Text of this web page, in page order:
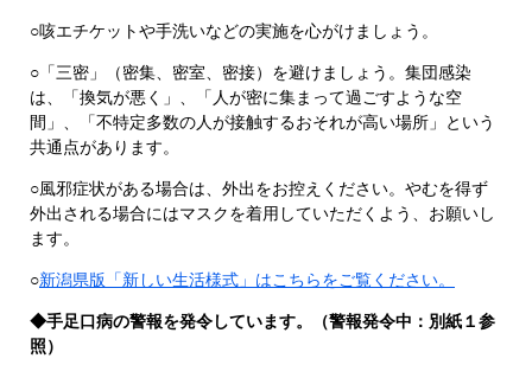
○咳エチケットや手洗いなどの実施を心がけましょう。
○「三密」（密集、密室、密接）を避けましょう。集団感染
は、「換気が悪く」、「人が密に集まって過ごすような空
間」、「不特定多数の人が接触するおそれが高い場所」という
共通点があります。
○風邪症状がある場合は、外出をお控えください。やむを得ず
外出される場合にはマスクを着用していただくよう、お願いし
ます。
○新潟県版「新しい生活様式」はこちらをご覧ください。
◆手足口病の警報を発令しています。（警報発令中：別紙１参
照）